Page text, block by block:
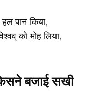
पान किया,
को मोह लिया,
बजाई सखी